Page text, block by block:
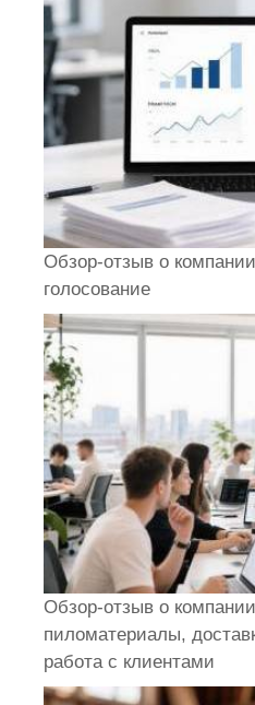
Обзор-отзыв о
голосование
Обзор-отзыв о
пиломатериалы,
работа с клиентами